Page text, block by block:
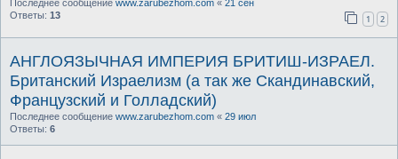
Последнее сообщение www.zarubezhom.com « 21 сен
Ответы: 13 1 2
АНГЛОЯЗЫЧНАЯ ИМПЕРИЯ БРИТИШ-ИЗРАЕЛ.
Британский Израелизм (а так же Скандинавский,
Французский и Голладский)
Последнее сообщение www.zarubezhom.com « 29 июл
Ответы: 6